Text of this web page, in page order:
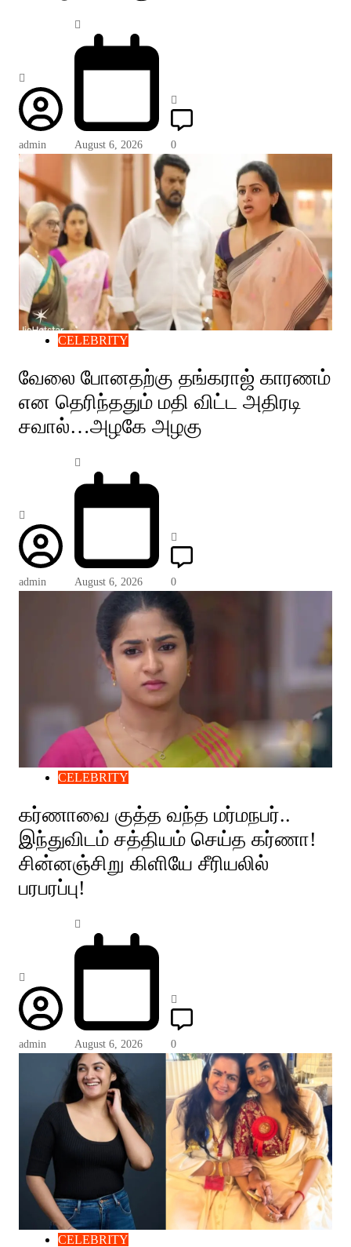
admin August 6, 2026 0
CELEBRITY
வேலை போனதற்கு தங்கராஜ் காரணம்
என தெரிந்ததும் மதி விட்ட அதிரடி
சவால்…அழகே அழகு
admin August 6, 2026 0
CELEBRITY
கர்ணாவை குத்த வந்த மர்மநபர்..
இந்துவிடம் சத்தியம் செய்த கர்ணா!
சின்னஞ்சிறு கிளியே சீரியலில்
பரபரப்பு!
admin August 6, 2026 0
CELEBRITY